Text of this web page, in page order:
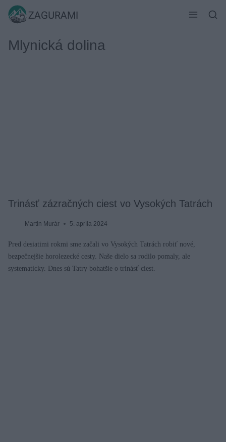
Skip
ZAGURAMI
Mlynická dolina
Trinásť zázračných ciest vo Vysokých Tatrách
Martin Murár 5. apríla 2024
Pred desiatimi rokmi sme začali vo Vysokých Tatrách robiť nové,
bezpečnejšie horolezecké cesty. Naše dielo sa rodilo pomaly, ale
systematicky. Dnes sú Tatry bohatšie o trinásť ciest.